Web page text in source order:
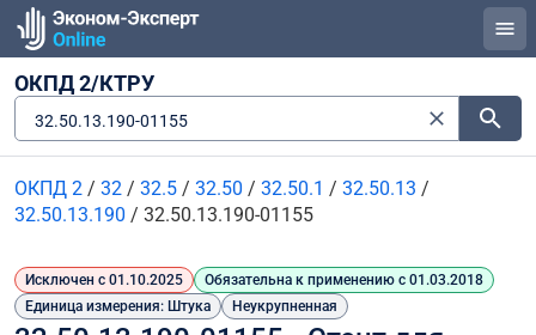
ОКПД 2/КТРУ
32.50.13.190-01155
ОКПД 2 / 32 / 32.5 / 32.50 / 32.50.1 / 32.50.13 /
32.50.13.190 / 32.50.13.190-01155
Исключен с 01.10.2025
Обязательна к применению с 01.03.2018
Единица измерения: Штука
Неукрупненная